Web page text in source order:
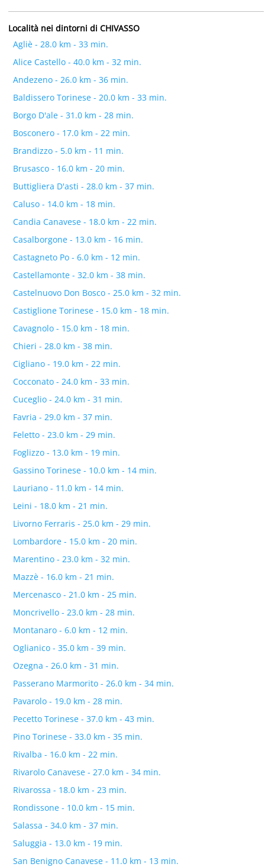
Località nei dintorni di CHIVASSO
Agliè - 28.0 km - 33 min.
Alice Castello - 40.0 km - 32 min.
Andezeno - 26.0 km - 36 min.
Baldissero Torinese - 20.0 km - 33 min.
Borgo D'ale - 31.0 km - 28 min.
Bosconero - 17.0 km - 22 min.
Brandizzo - 5.0 km - 11 min.
Brusasco - 16.0 km - 20 min.
Buttigliera D'asti - 28.0 km - 37 min.
Caluso - 14.0 km - 18 min.
Candia Canavese - 18.0 km - 22 min.
Casalborgone - 13.0 km - 16 min.
Castagneto Po - 6.0 km - 12 min.
Castellamonte - 32.0 km - 38 min.
Castelnuovo Don Bosco - 25.0 km - 32 min.
Castiglione Torinese - 15.0 km - 18 min.
Cavagnolo - 15.0 km - 18 min.
Chieri - 28.0 km - 38 min.
Cigliano - 19.0 km - 22 min.
Cocconato - 24.0 km - 33 min.
Cuceglio - 24.0 km - 31 min.
Favria - 29.0 km - 37 min.
Feletto - 23.0 km - 29 min.
Foglizzo - 13.0 km - 19 min.
Gassino Torinese - 10.0 km - 14 min.
Lauriano - 11.0 km - 14 min.
Leini - 18.0 km - 21 min.
Livorno Ferraris - 25.0 km - 29 min.
Lombardore - 15.0 km - 20 min.
Marentino - 23.0 km - 32 min.
Mazzè - 16.0 km - 21 min.
Mercenasco - 21.0 km - 25 min.
Moncrivello - 23.0 km - 28 min.
Montanaro - 6.0 km - 12 min.
Oglianico - 35.0 km - 39 min.
Ozegna - 26.0 km - 31 min.
Passerano Marmorito - 26.0 km - 34 min.
Pavarolo - 19.0 km - 28 min.
Pecetto Torinese - 37.0 km - 43 min.
Pino Torinese - 33.0 km - 35 min.
Rivalba - 16.0 km - 22 min.
Rivarolo Canavese - 27.0 km - 34 min.
Rivarossa - 18.0 km - 23 min.
Rondissone - 10.0 km - 15 min.
Salassa - 34.0 km - 37 min.
Saluggia - 13.0 km - 19 min.
San Benigno Canavese - 11.0 km - 13 min.